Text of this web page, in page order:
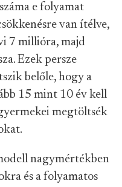
e folyamat
van ítélve,
7 millióra, majd
Ezek persze
belőle, hogy a
15 mint 10 év kell
megtöltsék
nagymértékben
és a folyamatos